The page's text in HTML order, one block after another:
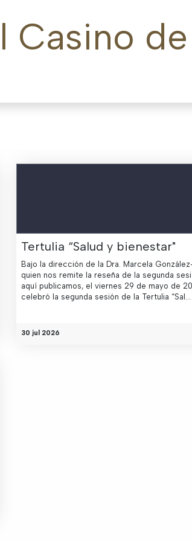
Tertulia “Salud y bienestar"
Bajo la dirección de la Dra. Marcela
quien nos remite la reseña de la segunda
aquí publicamos, el viernes 29 de mayo de
celebró la segunda sesión de la Tertulia “Sal...
30 jul 2026